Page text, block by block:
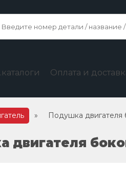
Оплата и
» Подушка двигателя
двигателя